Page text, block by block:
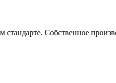
Собственное